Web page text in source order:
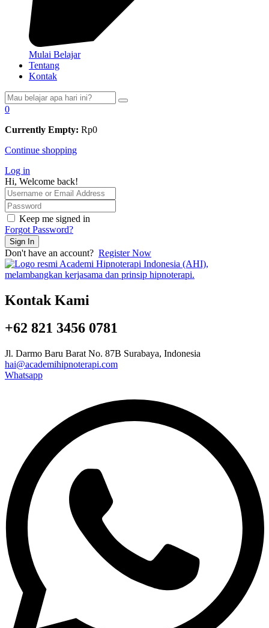
Mulai Belajar
Tentang
Kontak
0
Currently Empty: Rp0
Continue shopping
Log in
Hi, Welcome back!
Keep me signed in
Forgot Password?
Sign In
Don't have an account? Register Now
Kontak Kami
+62 821 3456 0781
Jl. Darmo Baru Barat No. 87B Surabaya, Indonesia
hai@academihipnoterapi.com
Whatsapp